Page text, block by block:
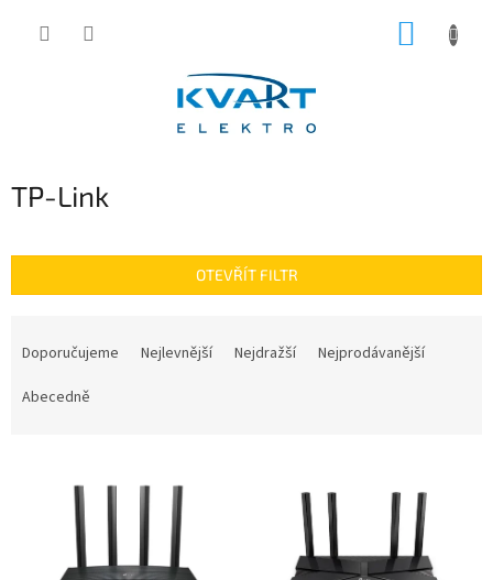
TP-Link
OTEVŘÍT FILTR
Doporučujeme Nejlevnější Nejdražší
Nejprodávanější
Abecedně